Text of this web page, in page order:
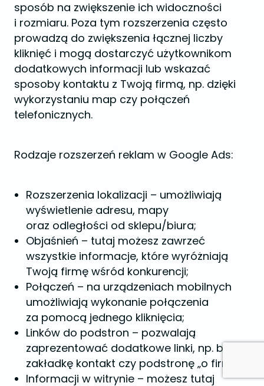
sposób na zwiększenie ich widoczności
i rozmiaru. Poza tym rozszerzenia często
prowadzą do zwiększenia łącznej liczby
kliknięć i mogą dostarczyć użytkownikom
dodatkowych informacji lub wskazać
sposoby kontaktu z Twoją firmą, np. dzięki
wykorzystaniu map czy połączeń
telefonicznych.
Rodzaje rozszerzeń reklam w Google Ads:
Rozszerzenia lokalizacji – umożliwiają
wyświetlenie adresu, mapy
oraz odległości od sklepu/biura;
Objaśnień – tutaj możesz zawrzeć
wszystkie informacje, które wyróżniają
Twoją firmę wśród konkurencji;
Połączeń – na urządzeniach mobilnych
umożliwiają wykonanie połączenia
za pomocą jednego kliknięcia;
Linków do podstron – pozwalają
zaprezentować dodatkowe linki, np. blog,
zakładkę kontakt czy podstronę „o firmie”;
Informacji w witrynie – możesz tutaj